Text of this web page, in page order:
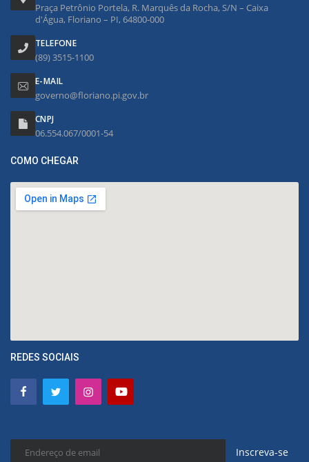
Praça Petrônio Portela, R. Marquês da Rocha, S/N – Caixa
d'Água, Floriano – PI, 64800-000
TELEFONE
(89) 3515-1100
E-MAIL
governo@floriano.pi.gov.br
CNPJ
06.554.067/0001-54
COMO CHEGAR
REDES SOCIAIS
Inscreva-se